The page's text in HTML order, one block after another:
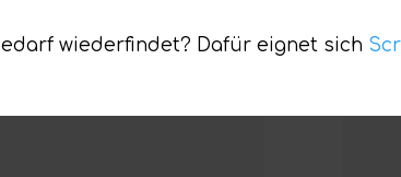
wiederfindet? Dafür eignet sich